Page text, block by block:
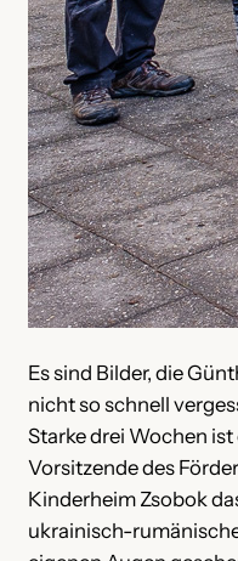
Es sind Bilder, die
nicht so schnell
Starke drei Wochen ist
Vorsitzende des
Kinderheim Zsobok
ukrainisch-